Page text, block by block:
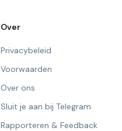
Over
Privacybeleid
Voorwaarden
Over ons
Sluit je aan bij Telegram
Rapporteren & Feedback